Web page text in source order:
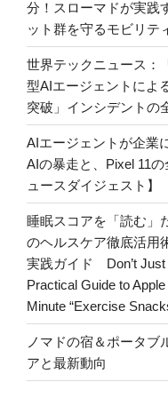
分！スローマドが実践
ット群を守るモビリテ
世界テックニュース：
型AIエージェントによ
突破」インシデントの
AIエージェントが企業
AIの暴走と、Pixel 11
ュースダイジェスト】
睡眠スコアを「読む」
のヘルスケア徹底活用
実践ガイド Don’t Just
Practical Guide to
Minute “Exercise
ノマドの宿＆ポータブ
アと最新動向